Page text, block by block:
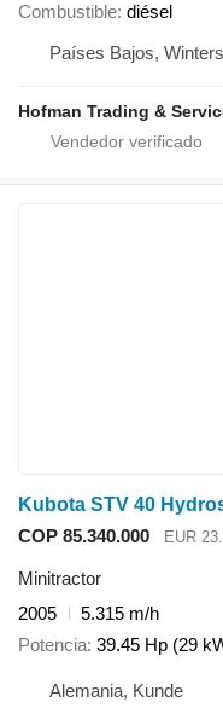
Combustible diésel
Países Bajos,
Hofman Trading &
Kubota STV 40
COP 85.340.000
EUR
Minitractor
2005
5.315 m/h
Potencia 39.45 Hp (29
Alemania, Kunde